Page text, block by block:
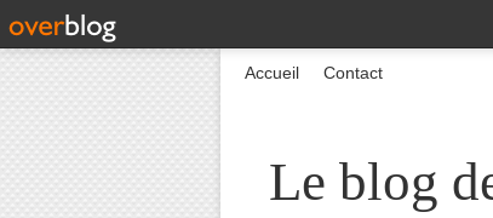
Le blog
Accueil Contact